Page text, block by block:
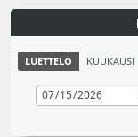
LUETTELO KUUKAUSI